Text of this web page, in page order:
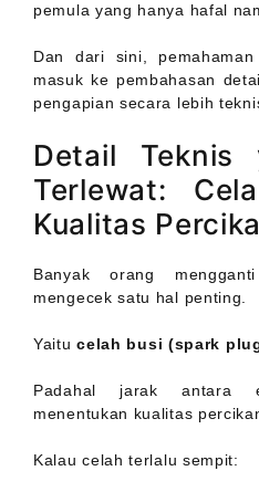
pemula yang hanya hafal
Dan dari sini,
masuk ke pembahasan
pengapian secara lebih
Detail Teknis
Terlewat:
Kualitas
Banyak orang
mengecek satu hal penting.
Yaitucelah busi (spark
Padahal jarak antara
menentukan kualitas
Kalau celah terlalu sempit: